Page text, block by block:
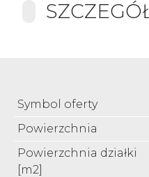
Symbol oferty
Powierzchnia
Powierzchnia działki
[m2]